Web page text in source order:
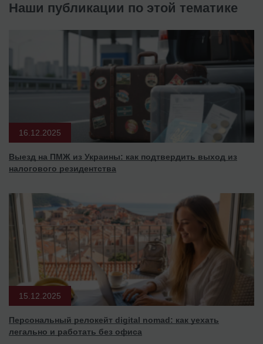
Наши публикации по этой тематике
16.12.2025
Выезд на ПМЖ из Украины: как подтвердить выход из
налогового резидентства
15.12.2025
Персональный релокейт digital nomad: как уехать
легально и работать без офиса